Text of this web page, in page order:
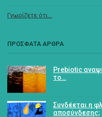
Γνωρίζετε ότι...
ΠΡΟΣΦΑΤΑ ΑΡΘΡΑ
Prebiotic
το…
Συνδέεται η
αποσύνδεσης;